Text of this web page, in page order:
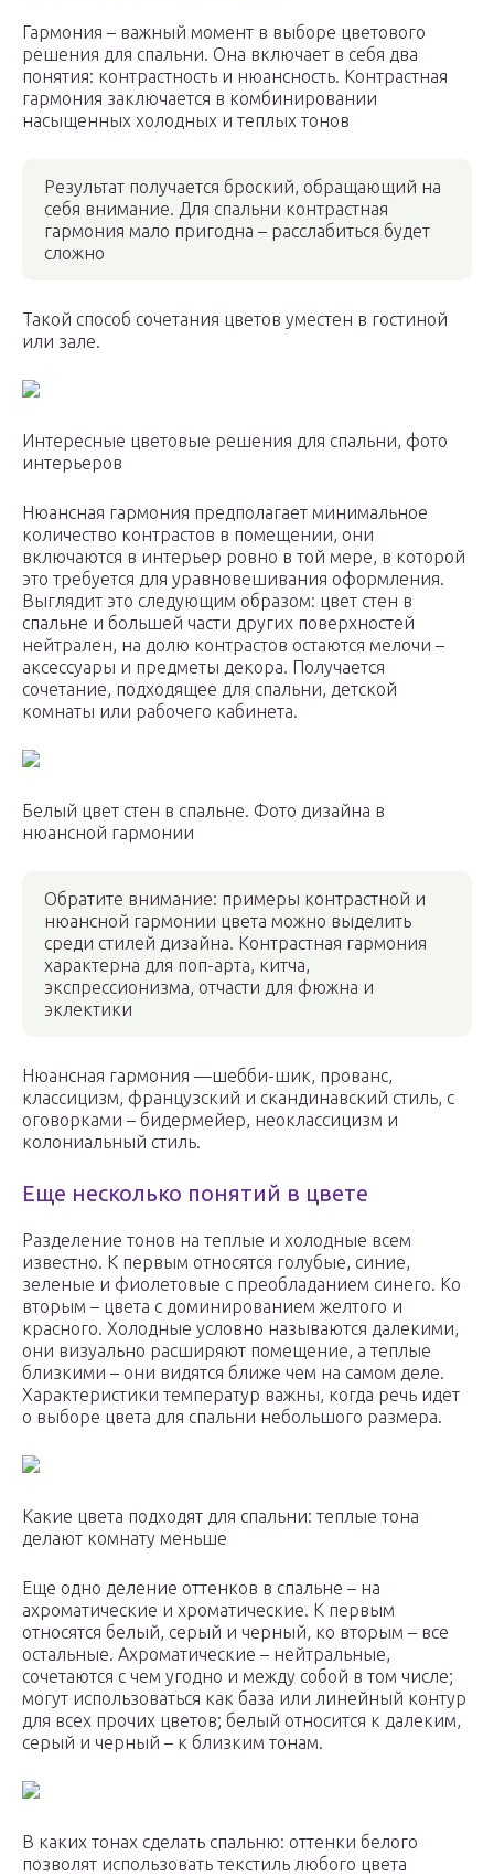
Гармония – важный момент в выборе цветового
решения для спальни. Она включает в себя два
понятия: контрастность и нюансность. Контрастная
гармония заключается в комбинировании
насыщенных холодных и теплых тонов
Результат получается броский, обращающий на
себя внимание. Для спальни контрастная
гармония мало пригодна – расслабиться будет
сложно
Такой способ сочетания цветов уместен в гостиной
или зале.
Интересные цветовые решения для спальни, фото
интерьеров
Нюансная гармония предполагает минимальное
количество контрастов в помещении, они
включаются в интерьер ровно в той мере, в которой
это требуется для уравновешивания оформления.
Выглядит это следующим образом: цвет стен в
спальне и большей части других поверхностей
нейтрален, на долю контрастов остаются мелочи –
аксессуары и предметы декора. Получается
сочетание, подходящее для спальни, детской
комнаты или рабочего кабинета.
Белый цвет стен в спальне. Фото дизайна в
нюансной гармонии
Обратите внимание: примеры контрастной и
нюансной гармонии цвета можно выделить
среди стилей дизайна. Контрастная гармония
характерна для поп-арта, китча,
экспрессионизма, отчасти для фюжна и
эклектики
Нюансная гармония —шебби-шик, прованс,
классицизм, французский и скандинавский стиль, с
оговорками – бидермейер, неоклассицизм и
колониальный стиль.
Еще несколько понятий в цвете
Разделение тонов на теплые и холодные всем
известно. К первым относятся голубые, синие,
зеленые и фиолетовые с преобладанием синего. Ко
вторым – цвета с доминированием желтого и
красного. Холодные условно называются далекими,
они визуально расширяют помещение, а теплые
близкими – они видятся ближе чем на самом деле.
Характеристики температур важны, когда речь идет
о выборе цвета для спальни небольшого размера.
Какие цвета подходят для спальни: теплые тона
делают комнату меньше
Еще одно деление оттенков в спальне – на
ахроматические и хроматические. К первым
относятся белый, серый и черный, ко вторым – все
остальные. Ахроматические – нейтральные,
сочетаются с чем угодно и между собой в том числе;
могут использоваться как база или линейный контур
для всех прочих цветов; белый относится к далеким,
серый и черный – к близким тонам.
В каких тонах сделать спальню: оттенки белого
позволят использовать текстиль любого цвета